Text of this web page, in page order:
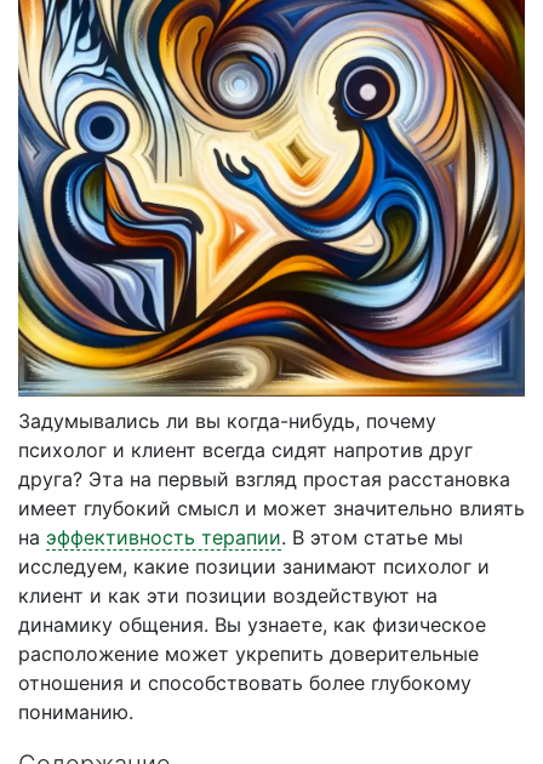
Задумывались ли вы когда-нибудь, почему
психолог и клиент всегда сидят напротив друг
друга? Эта на первый взгляд простая расстановка
имеет глубокий смысл и может значительно влиять
на эффективность терапии. В этом статье мы
исследуем, какие позиции занимают психолог и
клиент и как эти позиции воздействуют на
динамику общения. Вы узнаете, как физическое
расположение может укрепить доверительные
отношения и способствовать более глубокому
пониманию.